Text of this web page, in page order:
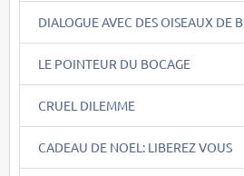
DIALOGUE AVEC DES OISEAUX DE B
LE POINTEUR DU BOCAGE
CRUEL DILEMME
CADEAU DE NOEL: LIBEREZ VOUS